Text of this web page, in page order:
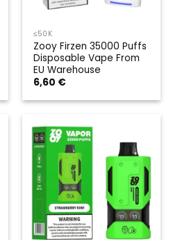
≤50K
Zooy Firzen 35000 Puffs
Disposable Vape From
EU Warehouse
6,60 €